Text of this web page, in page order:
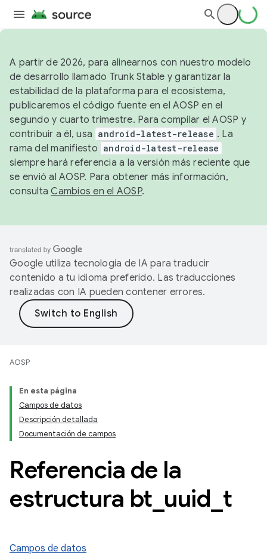
A partir de 2026, para alinearnos con nuestro modelo
de desarrollo llamado Trunk Stable y garantizar la
estabilidad de la plataforma para el ecosistema,
publicaremos el código fuente en el AOSP en el
segundo y cuarto trimestre. Para compilar el AOSP y
contribuir a él, usa android-latest-release . La
rama del manifiesto android-latest-release
siempre hará referencia a la versión más reciente que
se envió al AOSP. Para obtener más información,
consultaCambios en el AOSP.
Google utiliza tecnología de IA para traducir
contenido a tu idioma preferido. Las traducciones
realizadas con IA pueden contener errores.
AOSP
En esta página
Campos de datos
Descripción detallada
Documentación de campos
Referencia de la
estructura bt uuid t
Campos de datos